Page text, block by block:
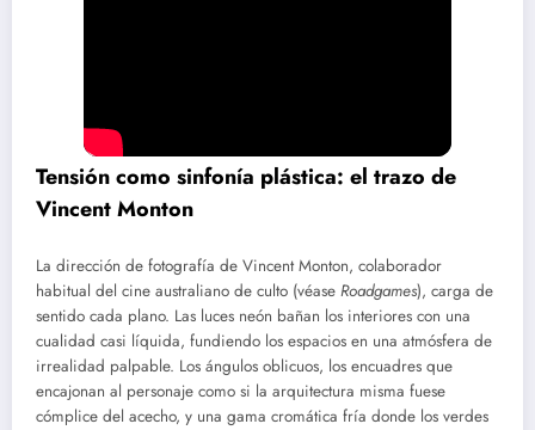
Tensión como sinfonía plástica: el trazo de
Vincent Monton
La dirección de fotografía de Vincent Monton, colaborador
habitual del cine australiano de culto (véase Roadgames), carga de
sentido cada plano. Las luces neón bañan los interiores con una
cualidad casi líquida, fundiendo los espacios en una atmósfera de
irrealidad palpable. Los ángulos oblicuos, los encuadres que
encajonan al personaje como si la arquitectura misma fuese
cómplice del acecho, y una gama cromática fría donde los verdes